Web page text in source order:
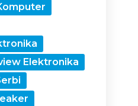
Elektronika